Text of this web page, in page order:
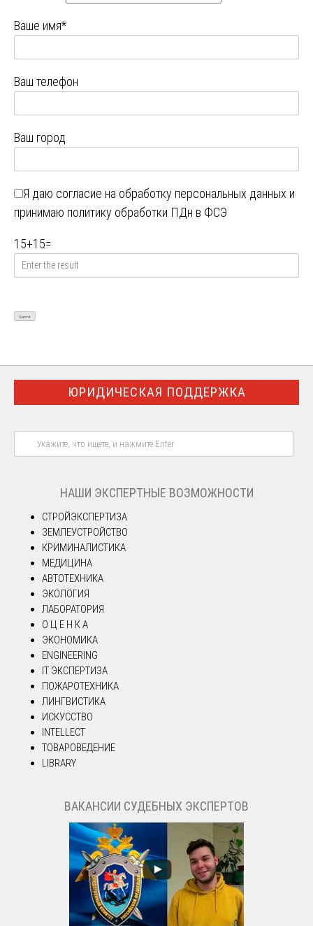
Ваше имя*
Ваш телефон
Ваш город
Я даю согласие на обработку персональных данных и
принимаю политику обработки ПДн в ФСЭ
15+15=
ЮРИДИЧЕСКАЯ ПОДДЕРЖКА
НАШИ ЭКСПЕРТНЫЕ ВОЗМОЖНОСТИ
СТРОЙЭКСПЕРТИЗА
ЗЕМЛЕУСТРОЙСТВО
КРИМИНАЛИСТИКА
МЕДИЦИНА
АВТОТЕХНИКА
ЭКОЛОГИЯ
ЛАБОРАТОРИЯ
О Ц Е Н К А
ЭКОНОМИКА
ENGINEERING
IT ЭКСПЕРТИЗА
ПОЖАРОТЕХНИКА
ЛИНГВИСТИКА
ИСКУССТВО
INTELLECT
ТОВАРОВЕДЕНИЕ
LIBRARY
ВАКАНСИИ СУДЕБНЫХ ЭКСПЕРТОВ